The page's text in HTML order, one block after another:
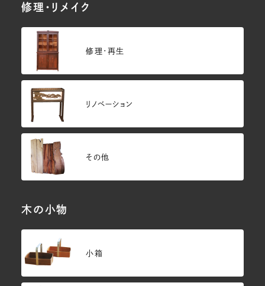
修理・リメイク
修理・再生
リノベーション
その他
木の小物
小箱